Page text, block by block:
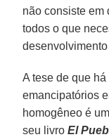
não consiste em
todos o que
A tese de que
emancipatórios
homogêneo é
seu livro El